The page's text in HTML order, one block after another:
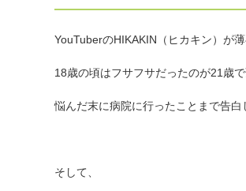
YouTuberのHIKAKIN（ヒカキン）が
18歳の頃はフサフサだったのが21歳で
悩んだ末に病院に行ったことまで告白
そして、